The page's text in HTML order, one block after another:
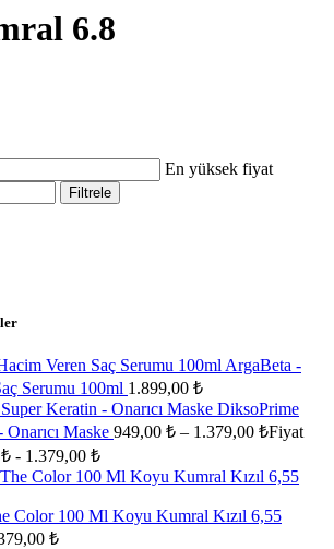
6.8
En yüksek fiyat
Filtrele
ArgaBeta -
Serumu 100ml 1.899,00 ₺
DiksoPrime
Maske 949,00 ₺ – 1.379,00 ₺Fiyat
₺ - 1.379,00 ₺
Color 100 Ml Koyu Kumral Kızıl 6,55
₺